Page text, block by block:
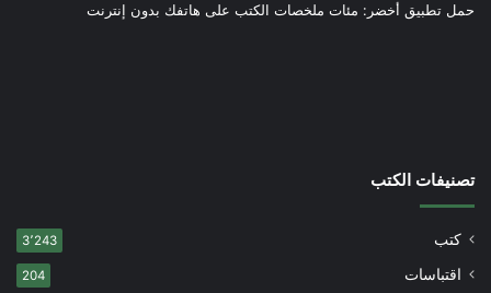
حمل تطبيق أخضر: مئات ملخصات الكتب على هاتفك بدون إنترنت
تصنيفات الكتب
كتب 3٬243
اقتباسات 204